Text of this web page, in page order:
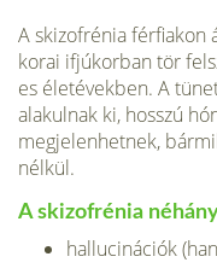
A skizofrénia férfiakon
korai ifjúkorban tör
es életévekben. A
alakulnak ki, hosszú
megjelenhetnek,
nélkül.
A skizofrénia
hallucinációk